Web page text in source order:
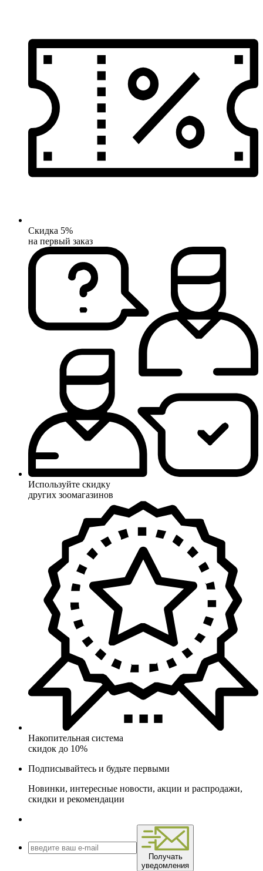
Скидка 5%
на первый заказ
Используйте скидку
других зоомагазинов
Накопительная система
скидок до 10%
Подписывайтесь и будьте первыми
Новинки, интересные новости, акции и распродажи,
скидки и рекомендации
Получать
уведомления